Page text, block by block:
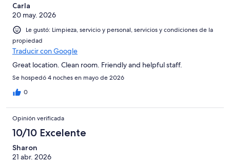
Carla
20 may. 2026
Le gustó: Limpieza, servicio y personal, servicios y condiciones de la
propiedad
Traducir con Google
Great location. Clean room. Friendly and helpful staff.
Se hospedó 4 noches en mayo de 2026
0
Opinión verificada
10/10 Excelente
Sharon
21 abr. 2026